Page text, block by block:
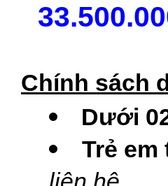
Chính sách
Dưới
Trẻ em